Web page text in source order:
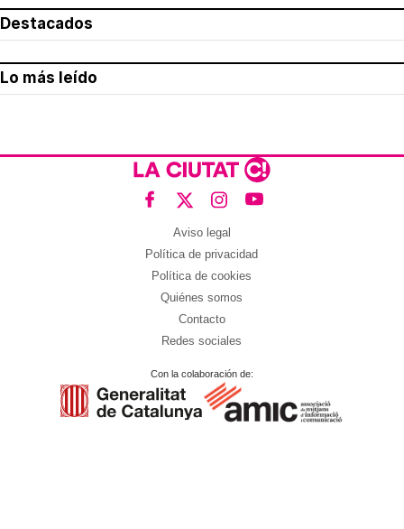
Destacados
Lo más leído
Aviso legal
Política de privacidad
Política de cookies
Quiénes somos
Contacto
Redes sociales
Con la colaboración de: